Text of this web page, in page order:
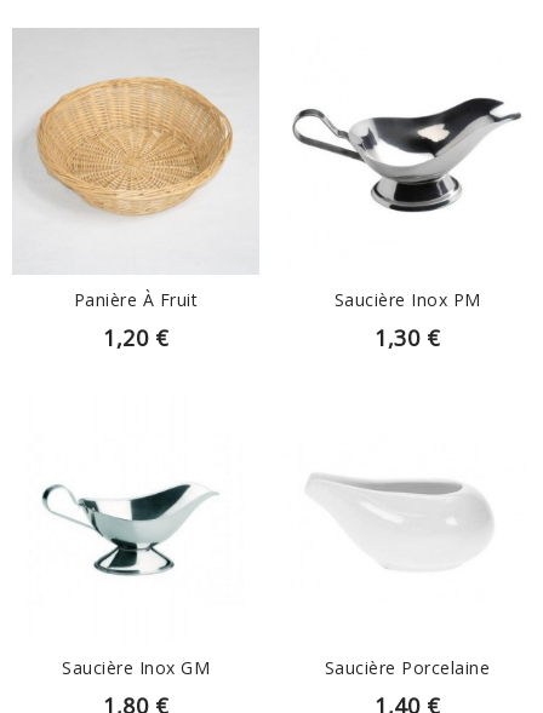
EN SAVOIR PLUS
Panière À Fruit
1,20 €
EN SAVOIR PLUS
Saucière Inox PM
1,30 €
EN SAVOIR PLUS
Saucière Inox GM
1,80 €
Saucière Porcelaine
1,40 €